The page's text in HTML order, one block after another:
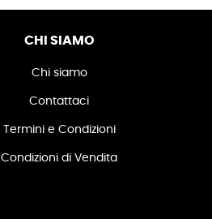
CHI SIAMO
Chi siamo
Contattaci
Termini e Condizioni
Condizioni di Vendita